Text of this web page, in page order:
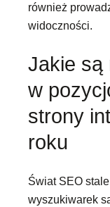
również
widoczności.
Jakie są
w
strony
roku
Świat SEO
wyszukiwarek